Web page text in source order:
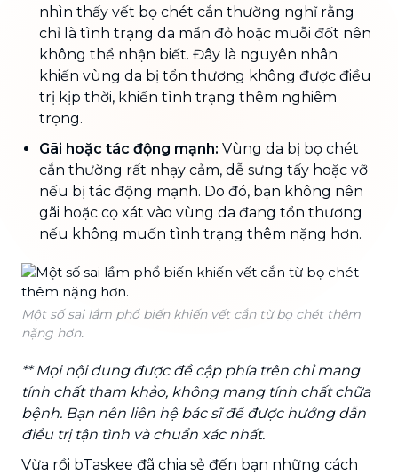
nhìn thấy vết bọ chét cắn thường nghĩ rằng
chỉ là tình trạng da mẩn đỏ hoặc muỗi đốt nên
không thể nhận biết. Đây là nguyên nhân
khiến vùng da bị tổn thương không được điều
trị kịp thời, khiến tình trạng thêm nghiêm
trọng.
Gãi hoặc tác động mạnh: Vùng da bị bọ chét
cắn thường rất nhạy cảm, dễ sưng tấy hoặc vỡ
nếu bị tác động mạnh. Do đó, bạn không nên
gãi hoặc cọ xát vào vùng da đang tổn thương
nếu không muốn tình trạng thêm nặng hơn.
Một số sai lầm phổ biến khiến vết cắn từ bọ chét thêm
nặng hơn.
** Mọi nội dung được đề cập phía trên chỉ mang
tính chất tham khảo, không mang tính chất chữa
bệnh. Bạn nên liên hệ bác sĩ để được hướng dẫn
điều trị tận tình và chuẩn xác nhất.
Vừa rồi bTaskee đã chia sẻ đến bạn những cách